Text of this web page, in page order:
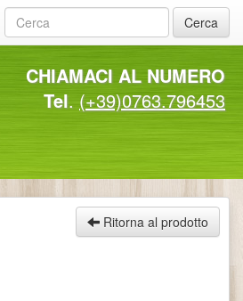
Cerca
CHIAMACI AL NUMERO
Tel. (+39)0763.796453
Ritorna al prodotto